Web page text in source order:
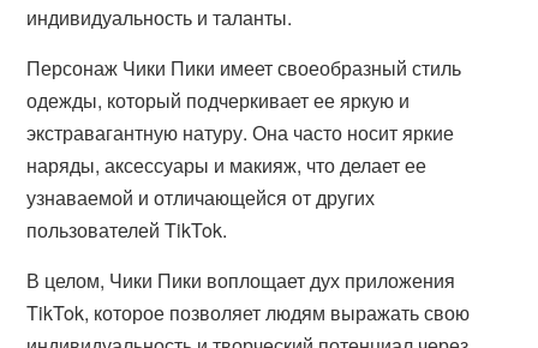
индивидуальность и таланты.
Персонаж Чики Пики имеет своеобразный стиль
одежды, который подчеркивает ее яркую и
экстравагантную натуру. Она часто носит яркие
наряды, аксессуары и макияж, что делает ее
узнаваемой и отличающейся от других
пользователей TikTok.
В целом, Чики Пики воплощает дух приложения
TikTok, которое позволяет людям выражать свою